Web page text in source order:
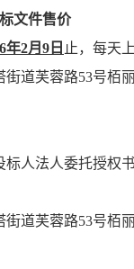
文件售价
6年2月 9 日 止，每天
街道芙蓉路53号栢
人法人委托授权
街道芙蓉路53号栢